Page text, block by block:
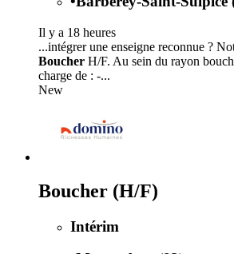
Il y a 18 heures
...intégrer une enseigne reconnue ?
Boucher H/F. Au sein du rayon
charge de : -...
New
Boucher (H/F)
Intérim